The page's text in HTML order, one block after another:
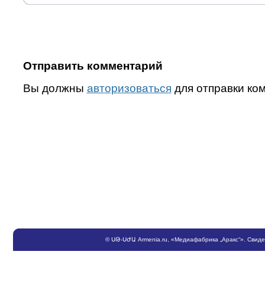
Отправить комментарий
Вы должны авторизоваться для отправки
©ՍԹ-ՍԺԱ Armenia.ru , «Медиафабрика „Аракс“».